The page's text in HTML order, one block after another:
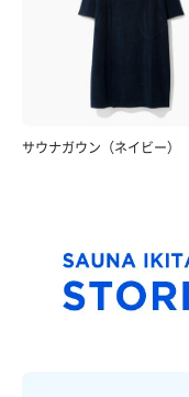
サウナガウン（ネイビー）